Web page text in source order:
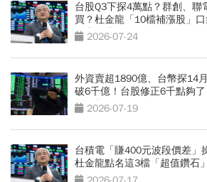
台股Q3下探4萬點？群創、聯
買？杜金龍「10檔補漲股」
好賺的啦」
2026-07-24
外資賣超1890億、台幣探14
破6千億！台股修正6千點夠
無可能
2026-07-19
台積電「賺400元波段價差
杜金龍點名這3檔「超值鑽石
分配